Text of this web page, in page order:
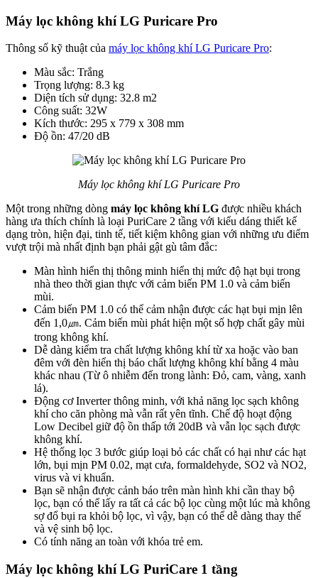
Máy lọc không khí LG Puricare Pro
Thông số kỹ thuật của máy lọc không khí LG Puricare Pro:
Màu sắc: Trắng
Trọng lượng: 8.3 kg
Diện tích sử dụng: 32.8 m2
Công suất: 32W
Kích thước: 295 x 779 x 308 mm
Độ ồn: 47/20 dB
Máy lọc không khí LG Puricare Pro
Một trong những dòng máy lọc không khí LG được nhiều khách
hàng ưa thích chính là loại PuriCare 2 tầng với kiểu dáng thiết kế
dạng tròn, hiện đại, tinh tế, tiết kiệm không gian với những ưu điểm
vượt trội mà nhất định bạn phải gật gù tâm đắc:
Màn hình hiển thị thông minh hiển thị mức độ hạt bụi trong
nhà theo thời gian thực với cảm biến PM 1.0 và cảm biến
mùi.
Cảm biến PM 1.0 có thể cảm nhận được các hạt bụi mịn lên
đến 1,0㎛. Cảm biến mùi phát hiện một số hợp chất gây mùi
trong không khí.
Dễ dàng kiểm tra chất lượng không khí từ xa hoặc vào ban
đêm với đèn hiển thị báo chất lượng không khí bằng 4 màu
khác nhau (Từ ô nhiễm đến trong lành: Đỏ, cam, vàng, xanh
lá).
Động cơ Inverter thông minh, với khả năng lọc sạch không
khí cho căn phòng mà vẫn rất yên tĩnh. Chế độ hoạt động
Low Decibel giữ độ ồn thấp tới 20dB và vẫn lọc sạch được
không khí.
Hệ thống lọc 3 bước giúp loại bỏ các chất có hại như các hạt
lớn, bụi mịn PM 0.02, mạt cưa, formaldehyde, SO2 và NO2,
virus và vi khuẩn.
Bạn sẽ nhận được cảnh báo trên màn hình khi cần thay bộ
lọc, bạn có thể lấy ra tất cả các bộ lọc cùng một lúc mà không
sợ đổ bụi ra khỏi bộ lọc, vì vậy, bạn có thể dễ dàng thay thế
và vệ sinh bộ lọc.
Có tính năng an toàn với khóa trẻ em.
Máy lọc không khí LG PuriCare 1 tầng